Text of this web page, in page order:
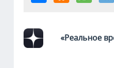
«Реальное